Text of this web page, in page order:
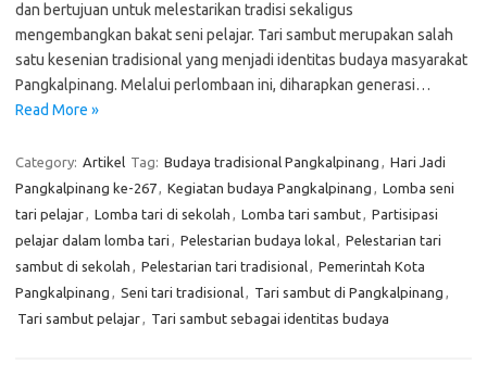
dan bertujuan untuk melestarikan tradisi sekaligus
mengembangkan bakat seni pelajar. Tari sambut merupakan salah
satu kesenian tradisional yang menjadi identitas budaya masyarakat
Pangkalpinang. Melalui perlombaan ini, diharapkan generasi…
Read More »
Category: Artikel Tag: Budaya tradisional Pangkalpinang , Hari Jadi
Pangkalpinang ke-267, Kegiatan budaya Pangkalpinang , Lomba seni
tari pelajar, Lomba tari di sekolah , Lomba tari sambut, Partisipasi
pelajar dalam lomba tari , Pelestarian budaya lokal, Pelestarian tari
sambut di sekolah , Pelestarian tari tradisional, Pemerintah Kota
Pangkalpinang , Seni tari tradisional, Tari sambut di Pangkalpinang ,
Tari sambut pelajar, Tari sambut sebagai identitas budaya